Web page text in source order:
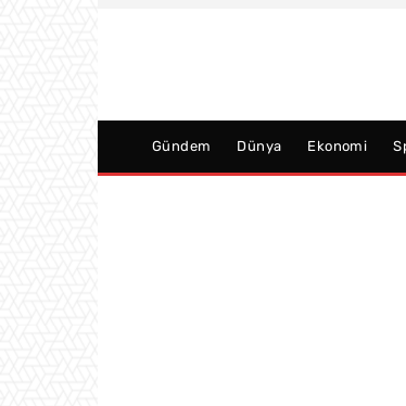
Gündem Dünya Ekonomi